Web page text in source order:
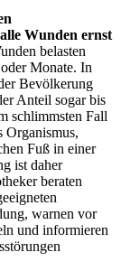
Wunden ernst
belasten
Monate. In
Bevölkerung
Anteil sogar bis
schlimmsten Fall
Organismus,
Fuß in einer
ist daher
beraten
warnen vor
und informieren